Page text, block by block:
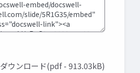
ダウンロード(pdf - 913.03kB)